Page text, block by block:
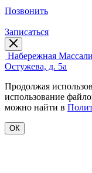
Позвонить
Записаться
Набережная
Остужева, д. 5а
Продолжая
использование
можно найти в
ОК